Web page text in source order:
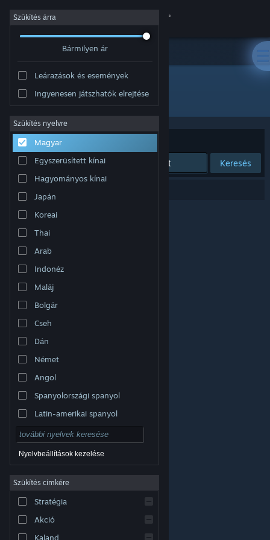
Bejelentkezés
Névjegy
Támogatás
Nyelvváltás
A Steam mobilalkalmazás beszerzése
Asztali weboldalra váltás
védjegyek jogos tulajdonosaiké az Egyesült
szabályzat
| Jogi információk
Steam előfizetői szerződés
Szűkítés árra
Bármilyen ár
Leárazások és események
Ingyenesen játszhatók elrejtése
Szűkítés nyelvre
Magyar
Egyszerűsített kínai
Hagyományos kínai
Japán
Koreai
Thai
Arab
Indonéz
Maláj
Bolgár
Cseh
Dán
Német
Angol
Spanyolországi spanyol
Latin-amerikai spanyol
Nyelvbeállítások kezelése
Szűkítés címkére
Stratégia
Akció
Kaland
Fejlesztő: 👁️
Rendezés Relevancia
Keresés